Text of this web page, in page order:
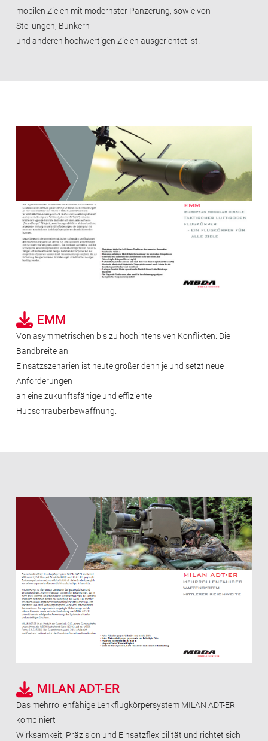
mobilen Zielen mit modernster Panzerung, sowie von
Stellungen, Bunkern
und anderen hochwertigen Zielen ausgerichtet ist.
EMM
Von asymmetrischen bis zu hochintensiven Konflikten: Die
Bandbreite an
Einsatzszenarien ist heute größer denn je und setzt neue
Anforderungen
an eine zukunftsfähige und effiziente
Hubschrauberbewaffnung.
MILAN ADT-ER
Das mehrrollenfähige Lenkflugkörpersystem MILAN ADT-ER
kombiniert
Wirksamkeit, Präzision und Einsatzflexibilität und richtet sich